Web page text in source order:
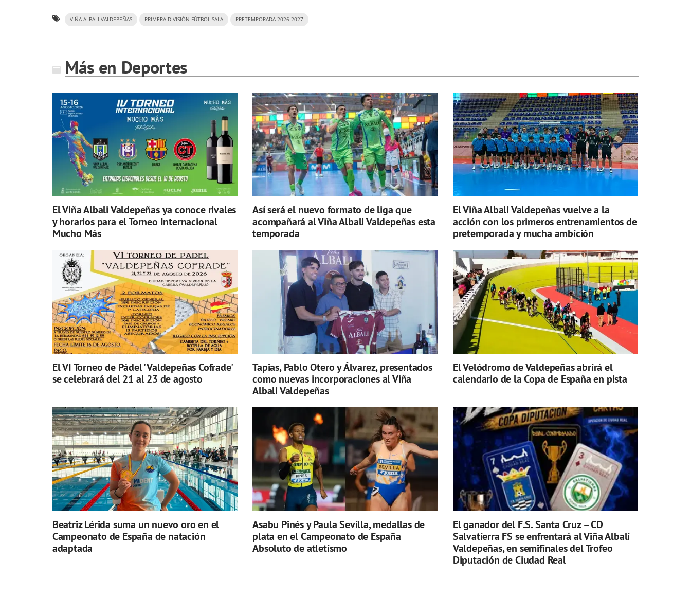
VIÑA ALBALI VALDEPEÑAS PRIMERA DIVISIÓN FÚTBOL SALA PRETEMPORADA 2026-2027
Más en Deportes
El Viña Albali Valdepeñas ya conoce rivales
y horarios para el Torneo Internacional
Mucho Más
Así será el nuevo formato de liga que
acompañará al Viña Albali Valdepeñas esta
temporada
El Viña Albali Valdepeñas vuelve a la
acción con los primeros entrenamientos de
pretemporada y mucha ambición
El VI Torneo de Pádel 'Valdepeñas Cofrade'
se celebrará del 21 al 23 de agosto
Tapias, Pablo Otero y Álvarez, presentados
como nuevas incorporaciones al Viña
Albali Valdepeñas
El Velódromo de Valdepeñas abrirá el
calendario de la Copa de España en pista
Beatriz Lérida suma un nuevo oro en el
Campeonato de España de natación
adaptada
Asabu Pinés y Paula Sevilla, medallas de
plata en el Campeonato de España
Absoluto de atletismo
El ganador del F.S. Santa Cruz – CD
Salvatierra FS se enfrentará al Viña Albali
Valdepeñas, en semifinales del Trofeo
Diputación de Ciudad Real